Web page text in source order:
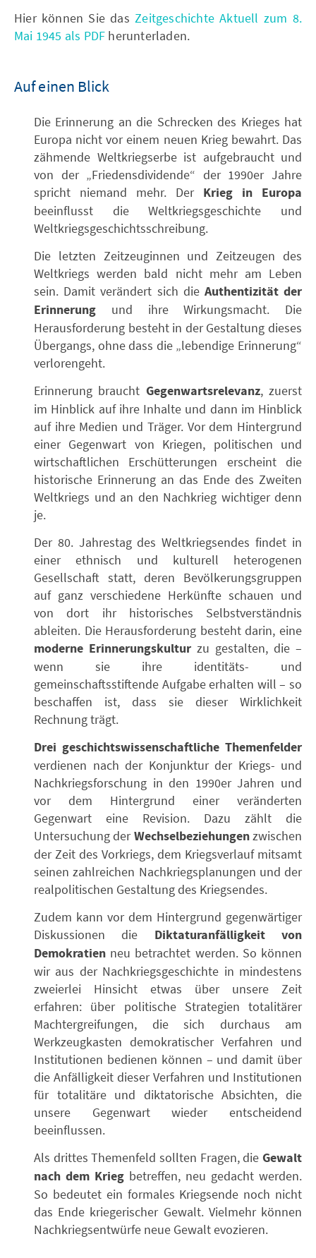
Hier können Sie dasZeitgeschichte Aktuell zum 8.
Mai 1945 als PDF herunterladen.
Auf einen Blick
Die Erinnerung an die Schrecken des Krieges hat
Europa nicht vor einem neuen Krieg bewahrt. Das
zähmende Weltkriegserbe ist aufgebraucht und
von der „Friedensdividende“ der 1990er Jahre
spricht niemand mehr. Der Krieg in Europa
beeinflusst die Weltkriegsgeschichte und
Weltkriegsgeschichtsschreibung.
Die letzten Zeitzeuginnen und Zeitzeugen des
Weltkriegs werden bald nicht mehr am Leben
sein. Damit verändert sich die Authentizität der
Erinnerung und ihre Wirkungsmacht. Die
Herausforderung besteht in der Gestaltung dieses
Übergangs, ohne dass die „lebendige Erinnerung“
verlorengeht.
Erinnerung braucht Gegenwartsrelevanz, zuerst
im Hinblick auf ihre Inhalte und dann im Hinblick
auf ihre Medien und Träger. Vor dem Hintergrund
einer Gegenwart von Kriegen, politischen und
wirtschaftlichen Erschütterungen erscheint die
historische Erinnerung an das Ende des Zweiten
Weltkriegs und an den Nachkrieg wichtiger denn
je.
Der 80. Jahrestag des Weltkriegsendes findet in
einer ethnisch und kulturell heterogenen
Gesellschaft statt, deren Bevölkerungsgruppen
auf ganz verschiedene Herkünfte schauen und
von dort ihr historisches Selbstverständnis
ableiten. Die Herausforderung besteht darin, eine
moderne Erinnerungskultur zu gestalten, die –
wenn sie ihre identitäts- und
gemeinschaftsstiftende Aufgabe erhalten will – so
beschaffen ist, dass sie dieser Wirklichkeit
Rechnung trägt.
Drei geschichtswissenschaftliche Themenfelder
verdienen nach der Konjunktur der Kriegs- und
Nachkriegsforschung in den 1990er Jahren und
vor dem Hintergrund einer veränderten
Gegenwart eine Revision. Dazu zählt die
Untersuchung derWechselbeziehungenzwischen
der Zeit des Vorkriegs, dem Kriegsverlauf mitsamt
seinen zahlreichen Nachkriegsplanungen und der
realpolitischen Gestaltung des Kriegsendes.
Zudem kann vor dem Hintergrund gegenwärtiger
Diskussionen die Diktaturanfälligkeit von
Demokratien neu betrachtet werden. So können
wir aus der Nachkriegsgeschichte in mindestens
zweierlei Hinsicht etwas über unsere Zeit
erfahren: über politische Strategien totalitärer
Machtergreifungen, die sich durchaus am
Werkzeugkasten demokratischer Verfahren und
Institutionen bedienen können – und damit über
die Anfälligkeit dieser Verfahren und Institutionen
für totalitäre und diktatorische Absichten, die
unsere Gegenwart wieder entscheidend
beeinflussen.
Als drittes Themenfeld sollten Fragen, die Gewalt
nach dem Krieg betreffen, neu gedacht werden.
So bedeutet ein formales Kriegsende noch nicht
das Ende kriegerischer Gewalt. Vielmehr können
Nachkriegsentwürfe neue Gewalt evozieren.